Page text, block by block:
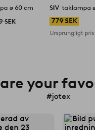
ø 60 cm
SEK
SIV taklampa
779 SEK
Ursprungligt
your
#jotex